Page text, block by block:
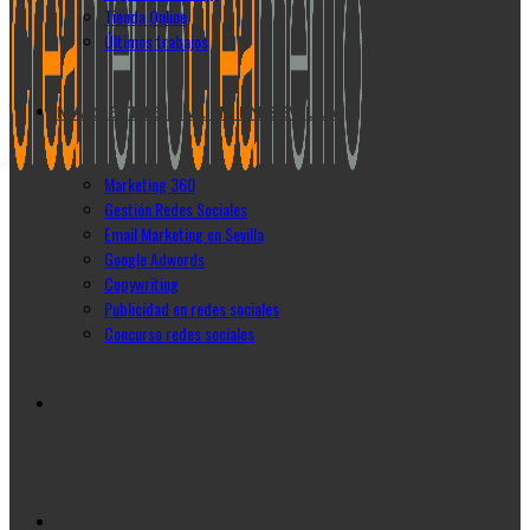
Tienda Online
Últimos trabajos
MARKETING ONLINE EN SEVILLA
Marketing 360
Gestión Redes Sociales
Email Marketing en Sevilla
Google Adwords
Copywriting
Publicidad en redes sociales
Concurso redes sociales